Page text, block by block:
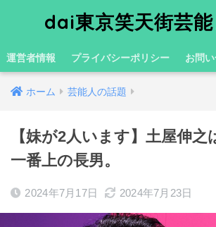
dai東京笑天街芸能
運営者情報 プライバシーポリシー お問
ホーム 芸能人の話題
【妹が2人います】土屋伸之
一番上の長男。
2024年7月17日 2024年7月23日